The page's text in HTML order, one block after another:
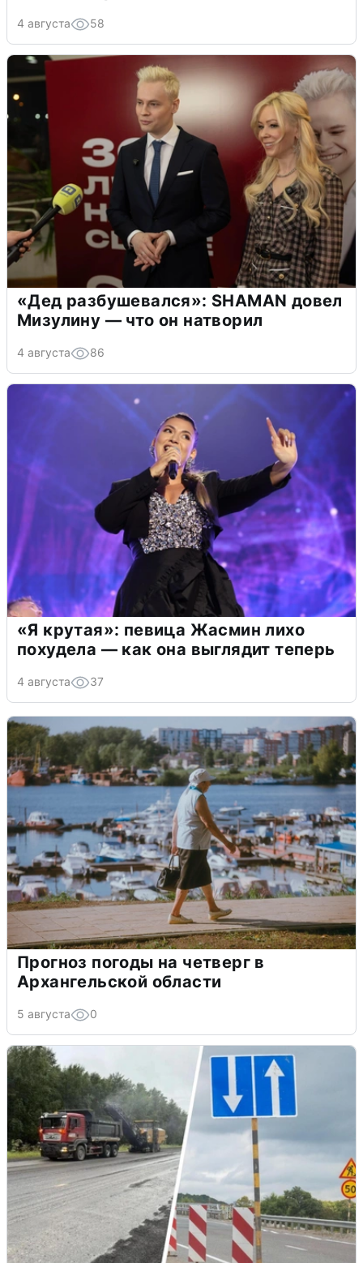
4 августа 58
«Дед разбушевался»: SHAMAN довел
Мизулину — что он натворил
4 августа 86
«Я крутая»: певица Жасмин лихо
похудела — как она выглядит теперь
4 августа 37
Прогноз погоды на четверг в
Архангельской области
5 августа 0